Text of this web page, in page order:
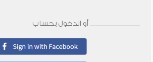
أو الدخول بحساب